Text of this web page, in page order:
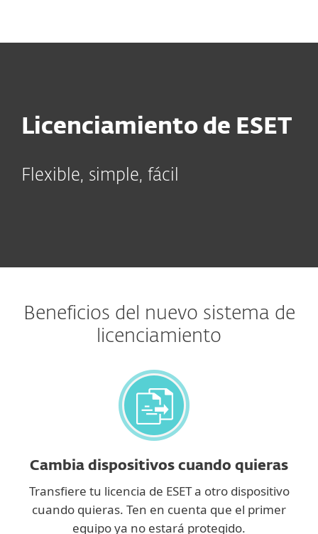
Licenciamiento de ESET
Flexible, simple, fácil
Beneficios del nuevo sistema de
licenciamiento
Cambia dispositivos cuando quieras
Transfiere tu licencia de ESET a otro dispositivo
cuando quieras. Ten en cuenta que el primer
equipo ya no estará protegido.